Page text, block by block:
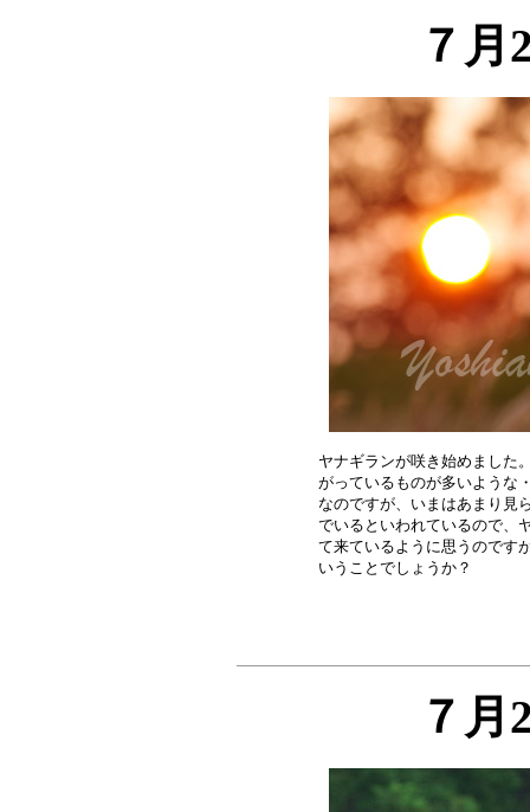
７月
ヤナギランが咲き始めました
がっているものが多いような
なのですが、いまはあまり見
でいるといわれているので、
て来ているように思うのです
７月